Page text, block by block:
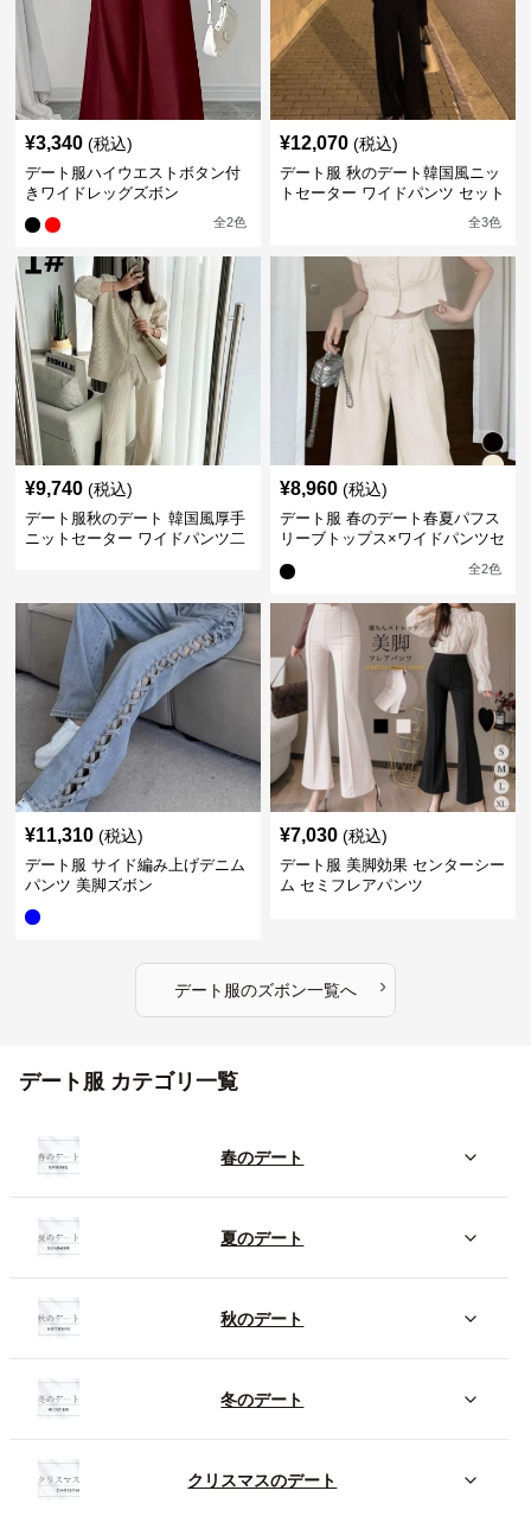
¥3,340 (税込)
デート服ハイウエストボタン付
きワイドレッグズボン
全2色
¥12,070 (税込)
デート服 秋のデート韓国風ニッ
トセーター ワイドパンツ セット
全3色
¥9,740 (税込)
デート服秋のデート 韓国風厚手
ニットセーター ワイドパンツ二
¥8,960 (税込)
デート服 春のデート春夏パフス
リーブトップス×ワイドパンツセ
全2色
¥11,310 (税込)
デート服 サイド編み上げデニム
パンツ 美脚ズボン
¥7,030 (税込)
デート服 美脚効果 センターシー
ム セミフレアパンツ
デート服のズボン一覧へ ›
デート服 カテゴリ一覧
春のデート
夏のデート
秋のデート
冬のデート
クリスマスのデート